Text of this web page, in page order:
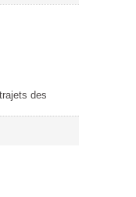
des